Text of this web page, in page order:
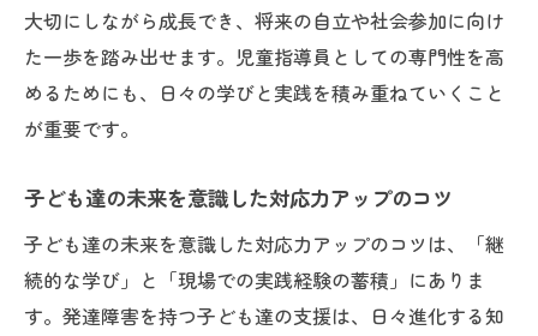
大切にしながら成長でき、将来の自立や社会参加に向け
た一歩を踏み出せます。児童指導員としての専門性を高
めるためにも、日々の学びと実践を積み重ねていくこと
が重要です。
子ども達の未来を意識した対応力アップのコツ
子ども達の未来を意識した対応力アップのコツは、「継
続的な学び」と「現場での実践経験の蓄積」にありま
す。発達障害を持つ子ども達の支援は、日々進化する知